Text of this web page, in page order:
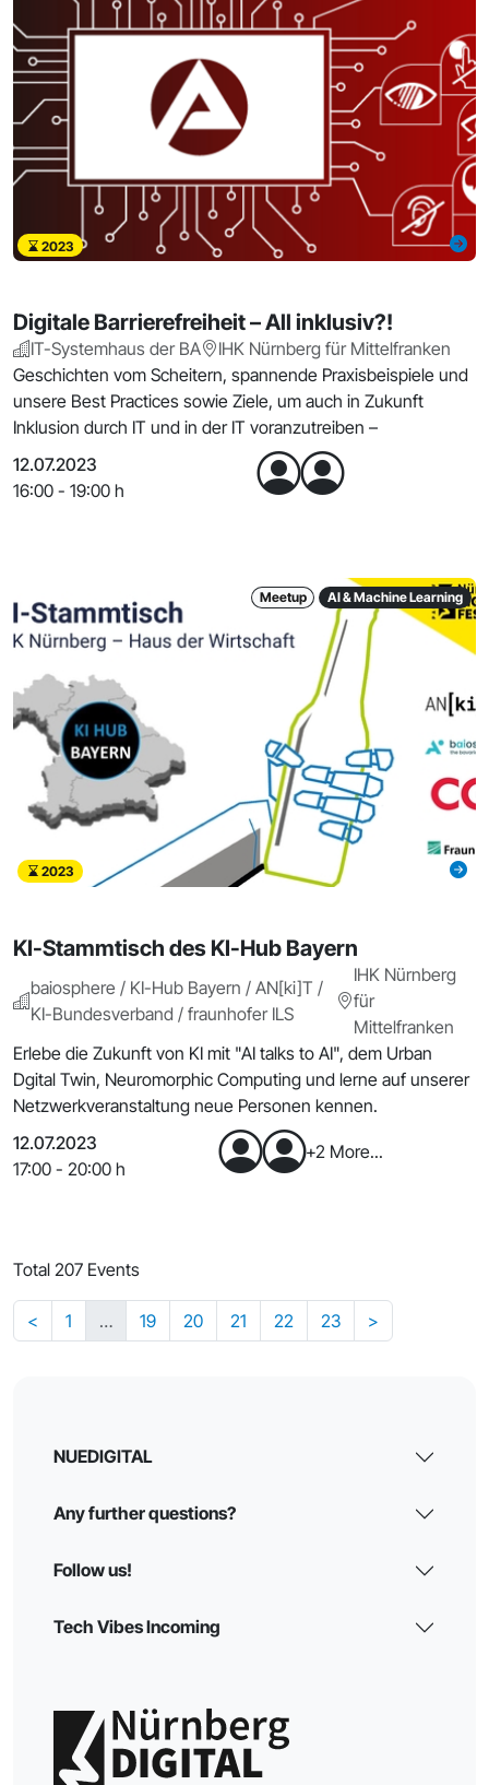
2023
Digitale Barrierefreiheit – All inklusiv?!
IT-Systemhaus der BA
IHK Nürnberg für Mittelfranken
Geschichten vom Scheitern, spannende Praxisbeispiele und
unsere Best Practices sowie Ziele, um auch in Zukunft
Inklusion durch IT und in der IT voranzutreiben –
12.07.2023
16:00 - 19:00 h
Meetup AI & Machine Learning
2023
KI-Stammtisch des KI-Hub Bayern
baiosphere / KI-Hub Bayern / AN[ki]T /
KI-Bundesverband / fraunhofer ILS
IHK Nürnberg
für
Mittelfranken
Erlebe die Zukunft von KI mit "AI talks to AI", dem Urban
Dgital Twin, Neuromorphic Computing und lerne auf unserer
Netzwerkveranstaltung neue Personen kennen.
12.07.2023
17:00 - 20:00 h
+2 More...
Total 207 Events
< 1 … 19 20 21 22 23 >
NUEDIGITAL
Any further questions?
Follow us!
Tech Vibes Incoming